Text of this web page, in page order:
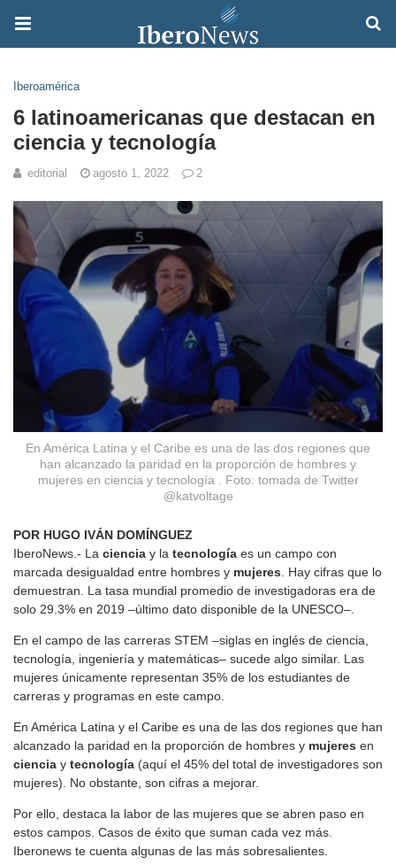
Iberoamérica
6 latinoamericanas que destacan en
ciencia y tecnología
editorial agosto 1, 2022 2
En América Latina y el Caribe es una de las dos regiones que
han alcanzado la paridad en la proporción de hombres y
mujeres en ciencia y tecnología . Foto: tomada de Twitter
@katvoltage
POR HUGO IVÁN DOMÍNGUEZ
IberoNews.- La ciencia y la tecnología es un campo con
marcada desigualdad entre hombres y mujeres . Hay cifras que lo
demuestran. La tasa mundial promedio de investigadoras era de
solo 29.3% en 2019 –último dato disponible de la UNESCO–.
En el campo de las carreras STEM –siglas en inglés de ciencia,
tecnología, ingeniería y matemáticas– sucede algo similar. Las
mujeres únicamente representan 35% de los estudiantes de
carreras y programas en este campo.
En América Latina y el Caribe es una de las dos regiones que han
alcanzado la paridad en la proporción de hombres y mujeres en
ciencia y tecnología (aquí el 45% del total de investigadores son
mujeres). No obstante, son cifras a mejorar.
Por ello, destaca la labor de las mujeres que se abren paso en
estos campos. Casos de éxito que suman cada vez más.
Iberonews te cuenta algunas de las más sobresalientes.